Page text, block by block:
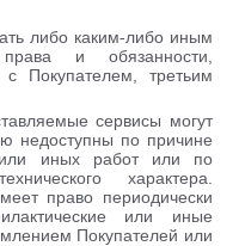
либо каким-либо иным
и обязанности,
Покупателем, третьим
сервисы могут
недоступны по причине
или иных работ или по
характера.
право периодически
или иные
Покупателей или